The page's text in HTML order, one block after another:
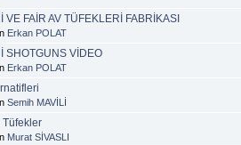
VE FAİR AV TÜFEKLERİ FABRİKASI
Erkan POLAT
SHOTGUNS VİDEO
Erkan POLAT
Semih MAVİLİ
Tüfekler
Murat SİVASLI